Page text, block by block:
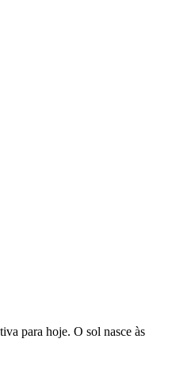
para hoje. O sol nasce às